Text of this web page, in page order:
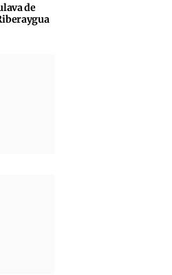
de